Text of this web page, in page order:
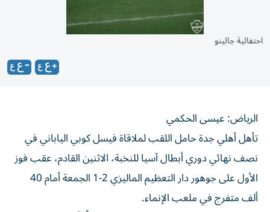
احتفالية جالينو
الرياض: عيسى الحكمي
تأهل أهلي جدة حامل اللقب لملاقاة فيسل كوبي الياباني في
نصف نهائي دوري أبطال آسيا للنخبة، الاثنين القادم، عقب فوز
الأول على جوهور دار التعظيم الماليزي 2-1 الجمعة أمام 40
ألف متفرج في ملعب الإنماء.